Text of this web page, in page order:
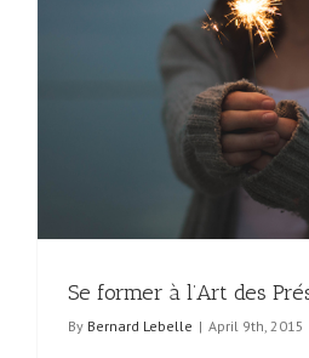
Se former à l’Art des
By Bernard Lebelle | April 9th, 2015